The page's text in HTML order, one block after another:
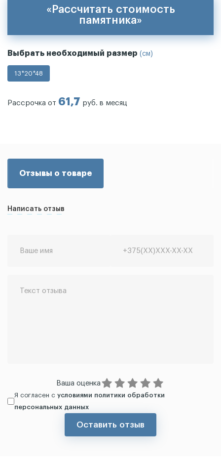
«Рассчитать стоимость
памятника»
Выбрать необходимый размер (см)
13*20*48
Рассрочка от 61,7 руб. в месяц
Отзывы о товаре
Написать отзыв
Ваша оценка
Я согласен сусловиями политики обработки
персональных данных
Оставить отзыв